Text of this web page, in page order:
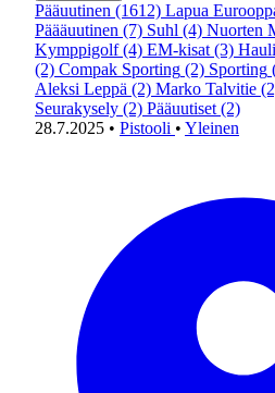
Pääuutinen (1612) Lapua
Päääuutinen (7) Suhl (4) Nuorten
Kymppigolf (4) EM-kisat (3)
(2) Compak Sporting (2) Sporting
Aleksi Leppä (2) Marko Talvitie
Seurakysely (2) Pääuutiset (2)
28.7.2025 • Pistooli • Yleinen